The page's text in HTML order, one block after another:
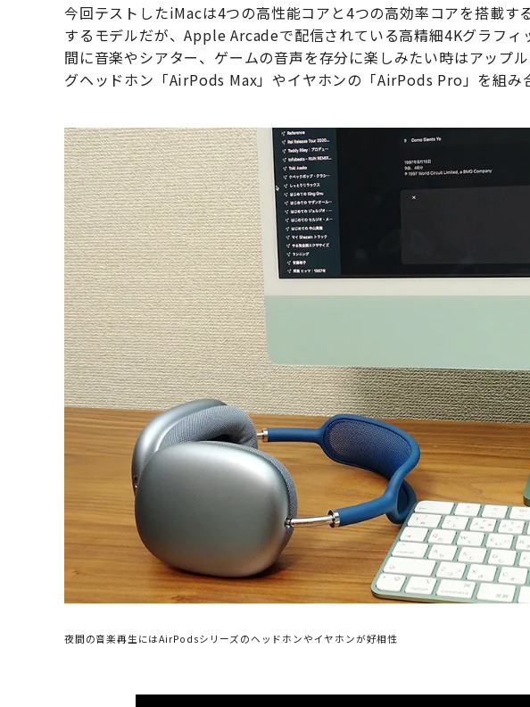
今回テストしたiMacは4つの高性能コアと4つの高効率コアを搭載す
するモデルだが、Apple Arcadeで配信されている高精細4Kグラフィ
間に音楽やシアター、ゲームの音声を存分に楽しみたい時はアップ
グヘッドホン「AirPods Max」やイヤホンの「AirPods Pro」を組み
夜間の音楽再生にはAirPodsシリーズのヘッドホンやイヤホンが好相性